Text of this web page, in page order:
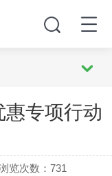
专项行动
览次数：731